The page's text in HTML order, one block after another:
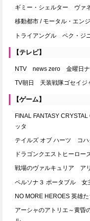
ギミー・シェルター ヴァ
移動都市 / モータル・エン
トライアングル ペク・ジ
【テレビ】
NTV news zero 金曜日ナ
TV朝日 天装戦隊ゴセイジ
【ゲーム】
FINAL FANTASY
ッタ
テイルズ オブ ハーツ コハ
ドラゴンクエストヒーロ
戦場のヴァルキュリア ア
ペルソナ３ ポータブル 女
NO MORE HEROES 英雄
アーシャのアトリエ～黄